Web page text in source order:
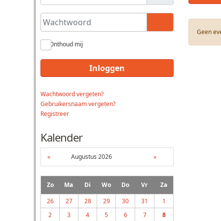
Wachtwoord
Toon
Onthoud mij
Inloggen
Wachtwoord vergeten?
Gebruikersnaam vergeten?
Registreer
Kalender
« Augustus 2026 »
Zo Ma Di Wo Do Vr
Za
26
27 28 29 30 31
1
2
3 4 5 6 7 8
Geen